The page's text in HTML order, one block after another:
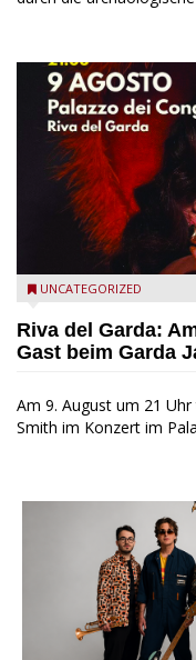
Riva del Garda - Emma
UNCATEGORIZED
Riva del Garda:
Gast beim Garda
Am 9. August um 21
Smith im Konzert im